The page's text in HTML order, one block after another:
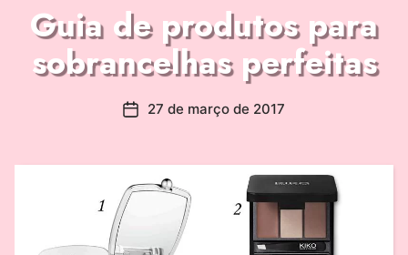
Guia de produtos para
sobrancelhas perfeitas
27 de março de 2017